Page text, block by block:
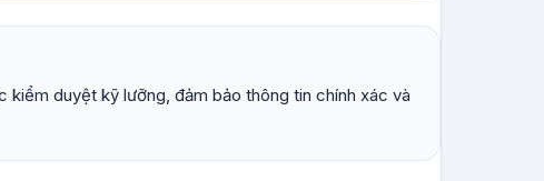
duyệt kỹ lưỡng, đảm bảo thông tin chính xác và